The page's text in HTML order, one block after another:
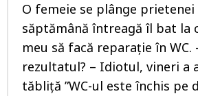
O femeie se plânge prietenei
săptămână întreagă îl bat la
meu să facă reparație în WC.
rezultatul? – Idiotul, vineri a
tăbliță ”WC-ul este închis pe